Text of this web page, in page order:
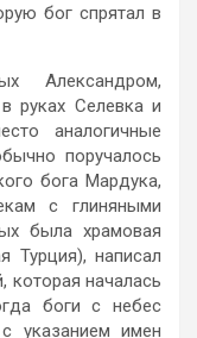
бог спрятал в
Александром,
руках Селевка и
аналогичные
поручалось
бога Мардука,
с глиняными
была храмовая
Турция), написал
которая началась
боги с небес
указанием имен